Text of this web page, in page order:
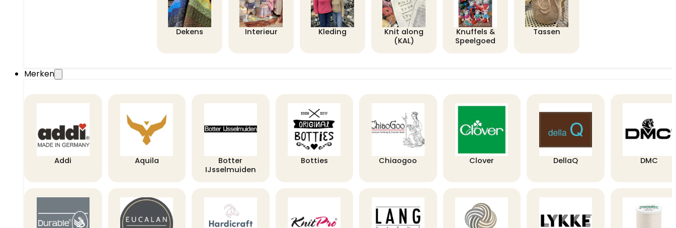
Dekens Interieur Kleding
Knit along
(KAL)
Knuffels &
Speelgoed
Tassen
Merken
Addi Aquila
Botter
IJsselmuiden
Botties Chiaogoo Clover DellaQ DMC